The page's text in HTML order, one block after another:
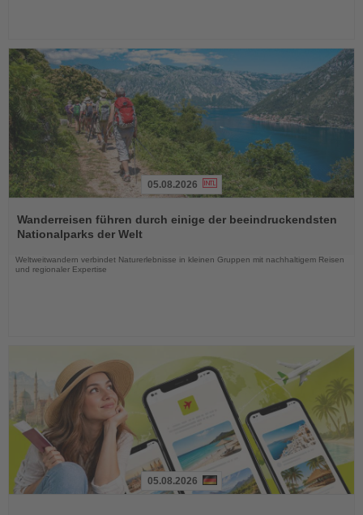
Sie
die
Nachrichten
05.08.2026
Wanderreisen führen durch einige der beeindruckendsten
Nationalparks der Welt
Weltweitwandern verbindet Naturerlebnisse in kleinen Gruppen mit nachhaltigem Reisen
und regionaler Expertise
05.08.2026